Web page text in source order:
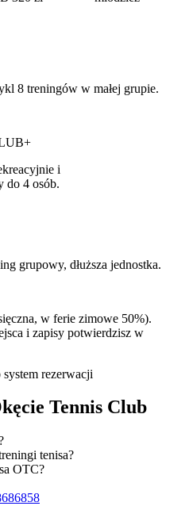
8 treningów w małej grupie.
i
do 4 osób.
grupowy, dłuższa jednostka.
w ferie zimowe 50%).
i zapisy potwierdzisz w
rezerwacji
Tennis Club
tenisa?
OTC?